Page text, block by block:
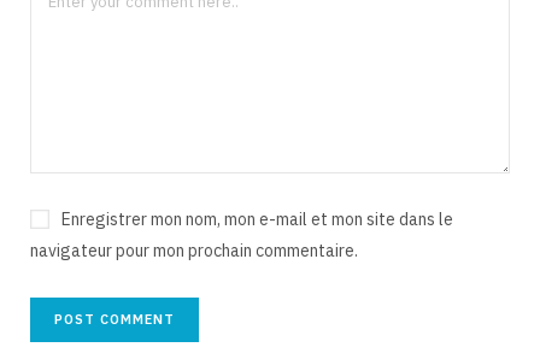
Enregistrer mon nom, mon e-mail et mon site dans le
navigateur pour mon prochain commentaire.